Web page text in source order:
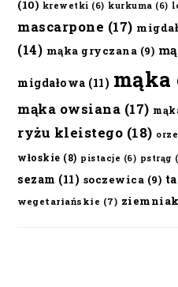
(10) krewetki (6) kurkuma (6)
mascarpone (17)
(14) mąka gryczana (9)
migdałowa (11) mąka
mąka owsiana (17)
ryżu kleistego (18)
włoskie (8) pistacje (6) pstrąg
sezam (11) soczewica (9)
wegetariańskie (7)